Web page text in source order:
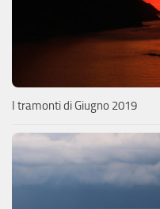
I tramonti di Giugno 2019